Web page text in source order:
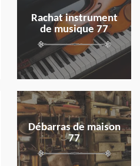
Rachat instrument
de musique 77
Débarras de maison
77
en savoir plus